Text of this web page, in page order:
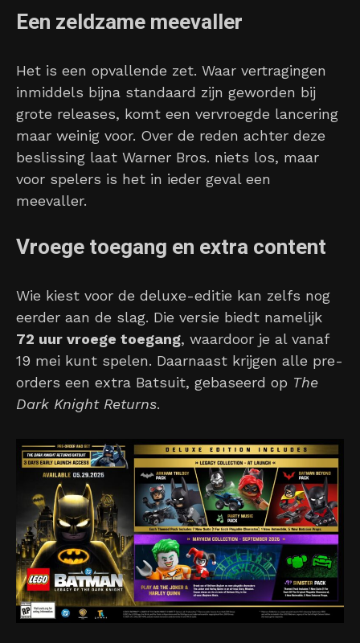
Een zeldzame meevaller
Het is een opvallende zet. Waar vertragingen
inmiddels bijna standaard zijn geworden bij
grote releases, komt een vervroegde lancering
maar weinig voor. Over de reden achter deze
beslissing laat Warner Bros. niets los, maar
voor spelers is het in ieder geval een
meevaller.
Vroege toegang en extra content
Wie kiest voor de deluxe-editie kan zelfs nog
eerder aan de slag. Die versie biedt namelijk
72 uur vroege toegang, waardoor je al vanaf
19 mei kunt spelen. Daarnaast krijgen alle pre-
orders een extra Batsuit, gebaseerd op The
Dark Knight Returns.